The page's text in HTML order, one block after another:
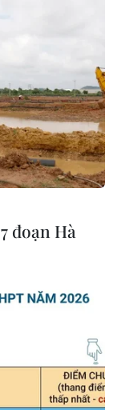
đoạn Hà